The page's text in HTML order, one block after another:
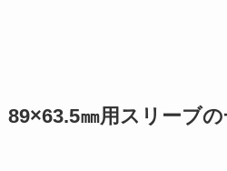
89×63.5㎜用スリーブ